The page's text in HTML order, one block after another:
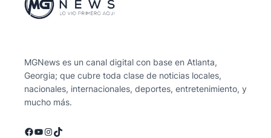
MGNews es un canal digital con base en Atlanta,
Georgia; que cubre toda clase de noticias locales,
nacionales, internacionales, deportes, entretenimiento, y
mucho más.
Facebook
YouTube
Instagram
TikTok